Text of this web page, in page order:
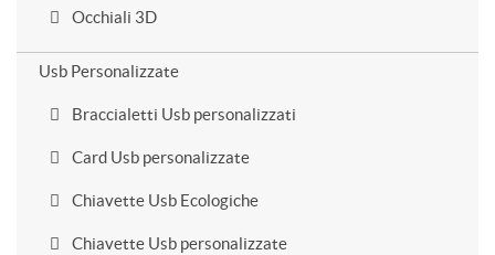
Occhiali 3D
Usb Personalizzate
Braccialetti Usb personalizzati
Card Usb personalizzate
Chiavette Usb Ecologiche
Chiavette Usb personalizzate